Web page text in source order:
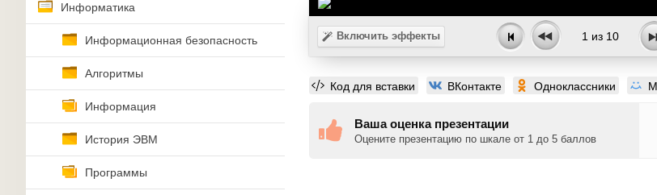
Информатика
Информационная безопасность
Алгоритмы
Информация
История ЭВМ
Программы
Включить эффекты 1 из 10
Код для вставки ВКонтакте Одноклассники
Ваша оценка презентации
Оцените презентацию по шкале от 1 до 5 баллов